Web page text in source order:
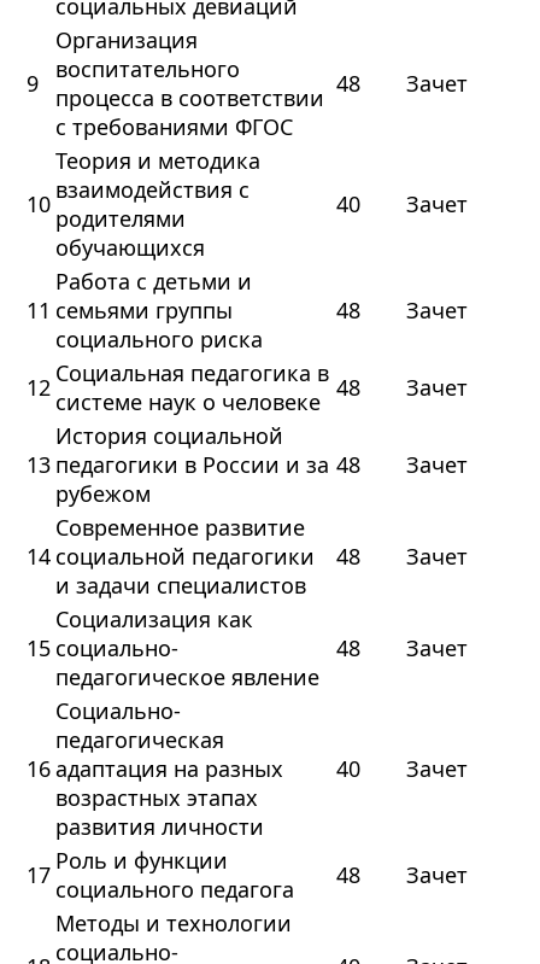
социальных девиаций
9
Организация
воспитательного
процесса в соответствии
с требованиями ФГОС
48 Зачет
10
Теория и методика
взаимодействия с
родителями
обучающихся
40 Зачет
11
Работа с детьми и
семьями группы
социального риска
48 Зачет
12 Социальная педагогика в
системе наук о человеке 48 Зачет
13
История социальной
педагогики в России и за
рубежом
48 Зачет
14
Современное развитие
социальной педагогики
и задачи специалистов
48 Зачет
15
Социализация как
социально-
педагогическое явление
48 Зачет
16
Социально-
педагогическая
адаптация на разных
возрастных этапах
развития личности
40 Зачет
17 Роль и функции
социального педагога
48 Зачет
Методы и технологии
социально-